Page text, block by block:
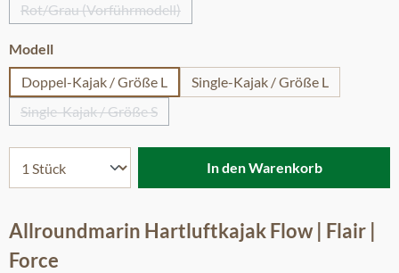
Rot/Grau (Vorführmodell)
(Diese Option ist zurzeit nicht verfügbar.)
Modellauswählen
Doppel-Kajak / Größe L
Single-Kajak / Größe L
Single-Kajak / Größe S
(Diese Option ist zurzeit nicht verfügbar.)
In den Warenkorb
Allroundmarin Hartluftkajak Flow | Flair |
Force